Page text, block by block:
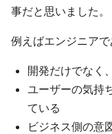
事だと思いました。
例えばエンジニアで
開発だけでなく
ユーザーの気持
ている
ビジネス側の意